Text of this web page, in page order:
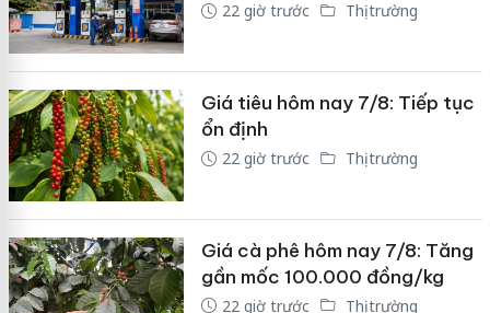
22 giờ trước Thị trường
Giá tiêu hôm nay 7/8: Tiếp tục
ổn định
22 giờ trước Thị trường
Giá cà phê hôm nay 7/8: Tăng
gần mốc 100.000 đồng/kg
22 giờ trước Thị trường